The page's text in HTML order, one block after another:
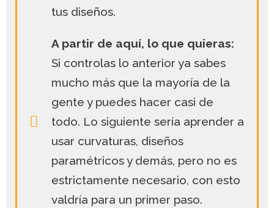
tus diseños.
A partir de aquí, lo que quieras:
Si controlas lo anterior ya sabes
mucho más que la mayoría de la
gente y puedes hacer casi de
todo. Lo siguiente sería aprender a
usar curvaturas, diseños
paramétricos y demás, pero no es
estrictamente necesario, con esto
valdría para un primer paso.